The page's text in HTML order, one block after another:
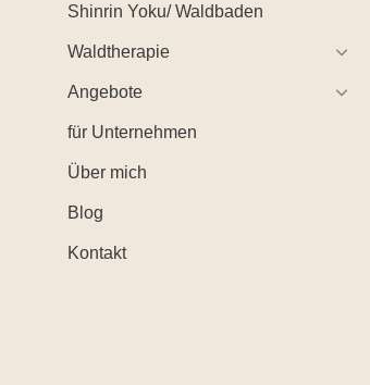
Shinrin Yoku/ Waldbaden
Waldtherapie
Angebote
für Unternehmen
Über mich
Blog
Kontakt